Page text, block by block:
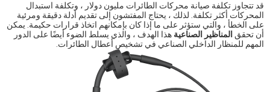
قد تتجاوز تكلفة صيانة محركات الطائرات مليون دولار ، وتكلفة استبدال
المحركات أكثر تكلفة. لذلك ، يحتاج المفتشون إلى تقديم أدلة دقيقة ومرئية
على الخطأ ، والتي ستؤثر على ما إذا كان بإمكانهم اتخاذ قرارات حكيمة. يمكن
أن تحقق المناظير الصناعية هذا الهدف ، والذي يسلط الضوء أيضًا على الدور
المهم للمنظار الداخلي الصناعي في تشخيص أعطال الطائرات.